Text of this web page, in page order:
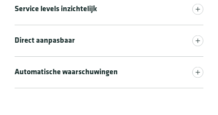
Service levels inzichtelijk
Direct aanpasbaar
Automatische waarschuwingen